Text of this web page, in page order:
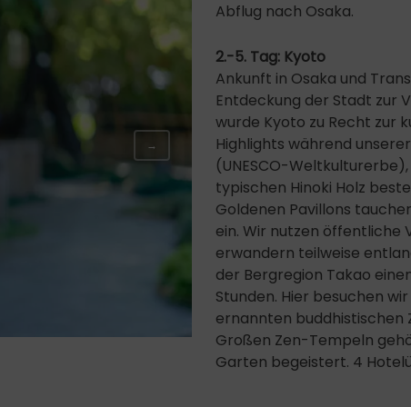
→
Abflug nach Osaka.
2.-5. Tag: Kyoto
Ankunft in Osaka und
Entdeckung der Stadt zur
wurde Kyoto zu Recht zur
Highlights während
(UNESCO-
typischen Hinoki Holz
Goldenen Pavillons
ein. Wir nutzen öffentliche
erwandern teilweise
der Bergregion Takao
Stunden. Hier besuchen
ernannten buddhistischen
Großen Zen-Tempeln
Garten begeistert. 4